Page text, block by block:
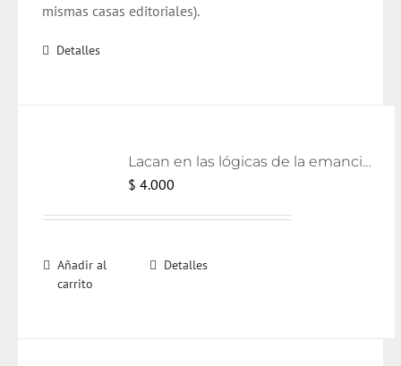
mismas casas editoriales).
Detalles
Lacan en las lógicas de la emancipación [eBook]
$ 4.000
Añadir al
carrito
Detalles